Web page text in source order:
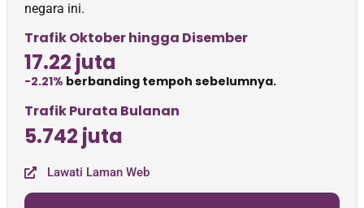
negara ini.
Trafik Oktober hingga Disember
17.22 juta
-2.21% berbanding tempoh sebelumnya.
Trafik Purata Bulanan
5.742 juta
Lawati Laman Web